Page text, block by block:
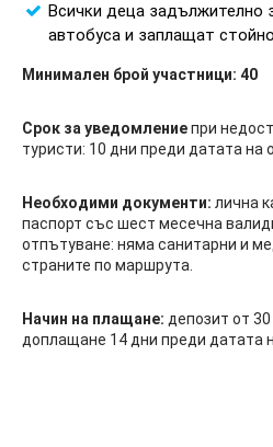
Всички деца задължително
автобуса и заплащат
M инимален брой участници: 40
Срок за уведомлениепри
туристи: 10 дни преди датата на
Необходими документи: лична
паспорт със шест месечна
отпътуване: няма санитарни и
страните по маршрута.
Начин на плащане: депозит от
доплащане 14 дни преди датата